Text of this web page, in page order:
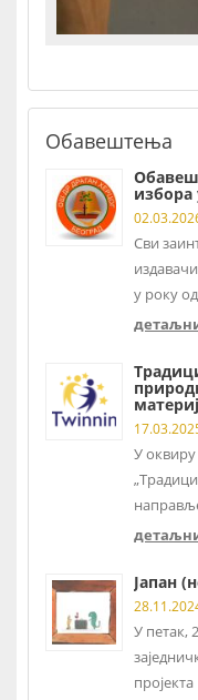
Обавештења
избора
Сви
у року
У
Јапан
У петак,